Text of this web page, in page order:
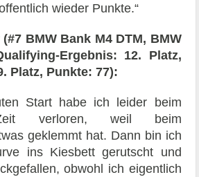
wieder Punkte.“
BMW Bank M4 DTM, BMW
Ergebnis: 12. Platz,
Platz, Punkte: 77):
Start habe ich leider beim
verloren, weil beim
geklemmt hat. Dann bin ich
ins Kiesbett gerutscht und
obwohl ich eigentlich